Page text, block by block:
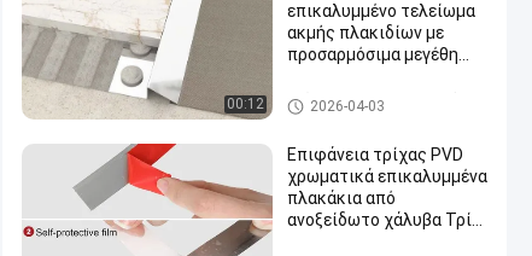
00:12
επικαλυμμένο τελείωμα
ακμής πλακιδίων με
προσαρμόσιμα μεγέθη
επένδυση πλακιδίων από ανο
ξείδωτο χάλυβα
2026-04-03
Επιφάνεια τρίχας PVD
χρωματικά επικαλυμμένα
πλακάκια από
ανοξείδωτο χάλυβα Τρίμ